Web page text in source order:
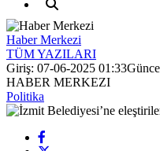
Haber Merkezi
TÜM YAZILARI
Giriş: 07-06-2025 01:33
HABER MERKEZI
Politika